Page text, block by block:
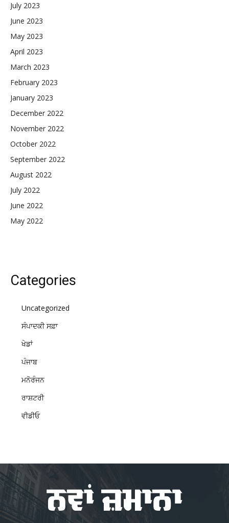
July 2023
June 2023
May 2023
April 2023
March 2023
February 2023
January 2023
December 2022
November 2022
October 2022
September 2022
August 2022
July 2022
June 2022
May 2022
Categories
Uncategorized
ਸੰਪਾਦਕੀ ਸਫ਼ਾ
ਖੇਡਾਂ
ਪੰਜਾਬ
ਮਨੋਰੰਜਨ
ਰਾਸ਼ਟਰੀ
ਵੀਡੀਓ